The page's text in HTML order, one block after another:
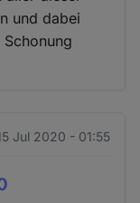
und dabei
Jul 2020 - 01:55